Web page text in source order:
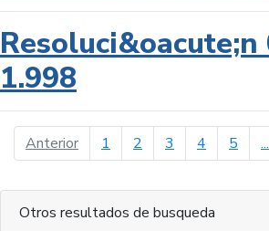
Resoluci&oacute;n
1.998
Anteriorpágina anterior
1 2 3 4 5 ...
Otros resultados de busqueda